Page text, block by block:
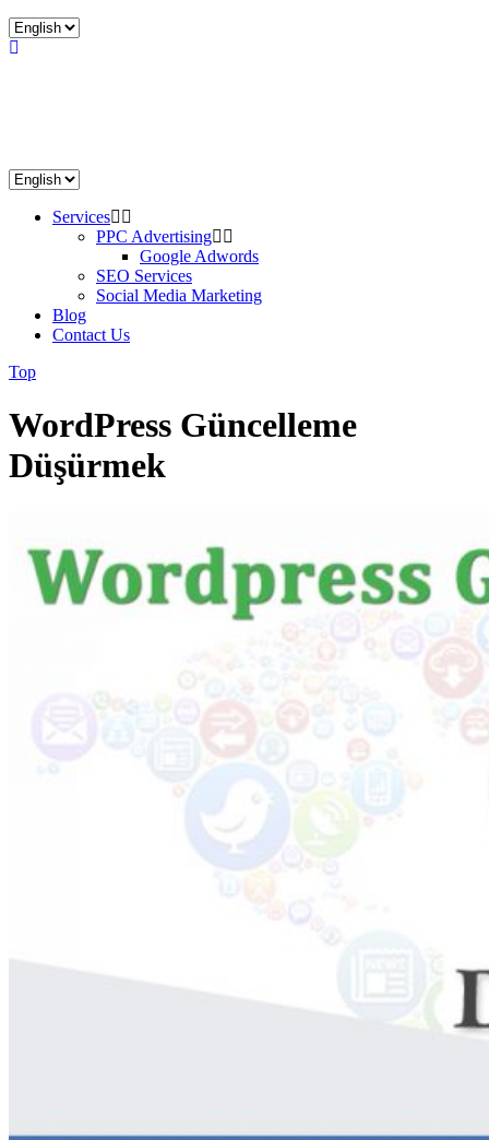
Services
PPC Advertising
Google Adwords
SEO Services
Social Media Marketing
Blog
Contact Us
Top
WordPress Güncelleme
Düşürmek